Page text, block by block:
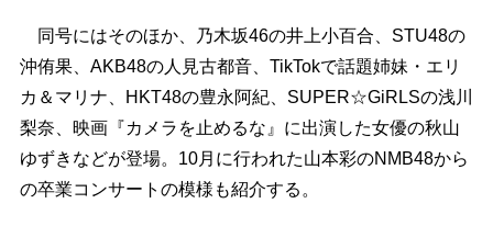
同号にはそのほか、乃木坂46の井上小百合、STU48の
沖侑果、AKB48の人見古都音、TikTokで話題姉妹・エリ
カ＆マリナ、HKT48の豊永阿紀、SUPER☆GiRLSの浅川
梨奈、映画『カメラを止めるな』に出演した女優の秋山
ゆずきなどが登場。10月に行われた山本彩のNMB48から
の卒業コンサートの模様も紹介する。